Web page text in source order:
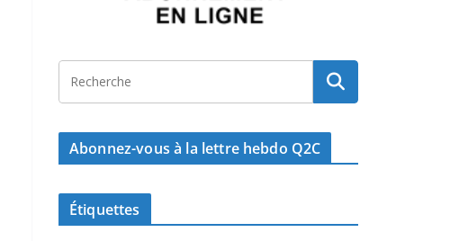
Abonnez-vous à la lettre hebdo Q2C
Étiquettes